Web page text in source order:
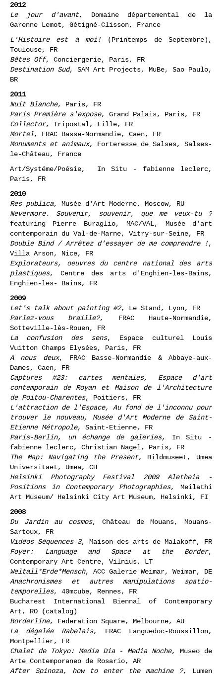
Journées photographiques de Bienne, Bienne, CH
2012
Garenne Lemot, Gétigné-Clisson, France
L'Histoire est à moi! (Printemps de Septembre),
Toulouse, FR
Bêtes Off
BR
2011
Nuit Blanche, Paris, FR
Paris Première s'expose, Grand Palais, Paris, FR
Collector, Tripostal, Lille, FR
Mortel, FRAC Basse-Normandie, Caen, FR
le-Château, France
Paris, FR
2010
Res publica, Musée d'Art Moderne, Moscow, RU
Nevermore. Souvenir, souvenir, que me veux-tu ?
featuring Pierre Buraglio, MAC/VAL, Musée d'art
contemporain du Val-de-Marne, Vitry-sur-Seine, FR
Double Bind / Arrêtez d'essayer de me comprendre !,
Villa Arson, Nice, FR
Explorateurs, oeuvres du centre national des arts
Enghien-les- Bains, FR
2009
Let's talk about painting #2
Parlez-vous braille?, FRAC Haute-Normandie,
Sotteville-lès-Rouen, FR
La confusion des sens, Espace culturel Louis
Vuitton Champs Elysées, Paris, FR
A nous deux, FRAC Basse-Normandie & Abbaye-aux-
Dames, Caen, FR
Captures #23: cartes mentales, Espace d'art
contemporain de Royan et Maison de l'Architecture
de Poitou-Charentes
, Poitiers, FR
L'attraction de l'Espace, Au fond de l'inconnu pour
trouver le nouveau, Musée d'Art Moderne de Saint-
Etienne Métropole
, Saint-Etienne, FR
Paris-Berlin, un échange de galeries,In Situ -
fabienne leclerc, Christian Nagel, Paris, FR
The Map: Navigating the Present
, Bildmuseet, Umea
Universitaet, Umea, CH
Helsinki Photography Festival 2009 Aletheia -
Art Museum/ Helsinki City Art Museum, Helsinki, FI
2008
Du Jardin au cosmos, Château de Mouans, Mouans-
Sartoux, FR
Vidéos Séquences 3, Maison des arts de Malakoff, FR
Foyer: Language and Space at the Border,
Contemporary Art Centre, Vilnius, LT
Weltall*Erde*Mensch, ACC Galerie Weimar, Weimar, DE
Anachronismes et autres manipulations spatio-
temporelles, 40mcube, Rennes, FR
Bucharest International Biennal of Contemporary
Art, RO (catalog)
Borderline, Federation Square, Melbourne, AU
La dégelée Rabelais, FRAC Languedoc-Roussillon,
Montpellier, FR
Chalet de Tokyo: Media Dia - Media Noche, Museo de